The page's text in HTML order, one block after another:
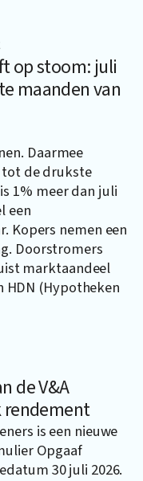
op stoom: juli
maanden van
Daarmee
de drukste
1% meer dan juli
een
Kopers nemen een
Doorstromers
marktaandeel
(Hypotheken
de V&A
is een nieuwe
Opgaaf
30 juli 2026.